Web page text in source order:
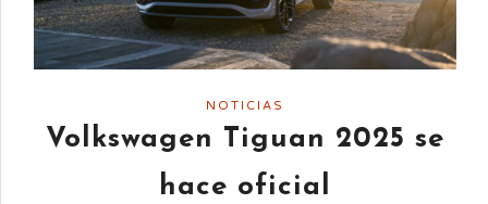
NOTICIAS
Volkswagen Tiguan 2025 se
hace oficial